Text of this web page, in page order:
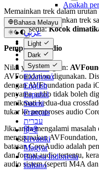
Apakah
Bahasa Melayu
عربي
Català
Čeština
Dansk
Deutsch
Ελληνικά
English
Español
Suomi
Français
עברית
हिन्दी
Hrvatski
Magyar
Bahasa Indonesia
Italiano
Light
Dark
System
Memainkan trek dalam
barisan dan memainkan trek
yang tersedia:Kocok
Pemproses Audio
Nilai yang mungkin:
AVFoundation digunakan.
dengan AVFoundation pada
penyama audio tidak boleh
menikmati kedua-dua
tukar ke pemproses audio
Jika anda mengalami
menggunakan
batasan CoreAudio adalah
dan format audio tertentu,
audio sistem (seperti M4A